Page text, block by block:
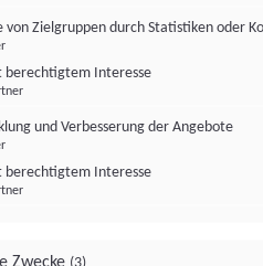
von Zielgruppen durch Statistiken oder
berechtigtem Interesse
und Verbesserung der Angebote
berechtigtem Interesse
Zwecke (3)